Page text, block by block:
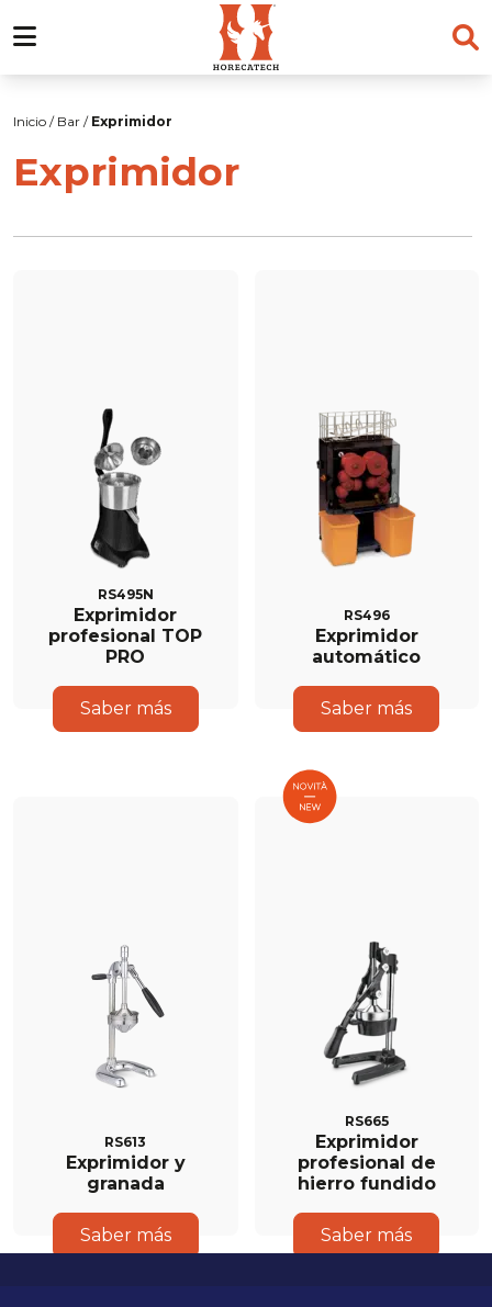
toInicio / Bar / Exprimidor
Exprimidor
RS495N
Exprimidor
profesional TOP
PRO
Saber más
RS496
Exprimidor
automático
Saber más
RS613
Exprimidor y
granada
Saber más
RS665
Exprimidor
profesional de
hierro fundido
Saber más